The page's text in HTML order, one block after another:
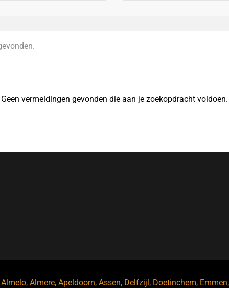
Geen vermeldingen gevonden die aan je zoekopdracht voldoen.
Almelo, Almere, Apeldoorn, Assen, Delfzijl , Doetinchem, Emmen